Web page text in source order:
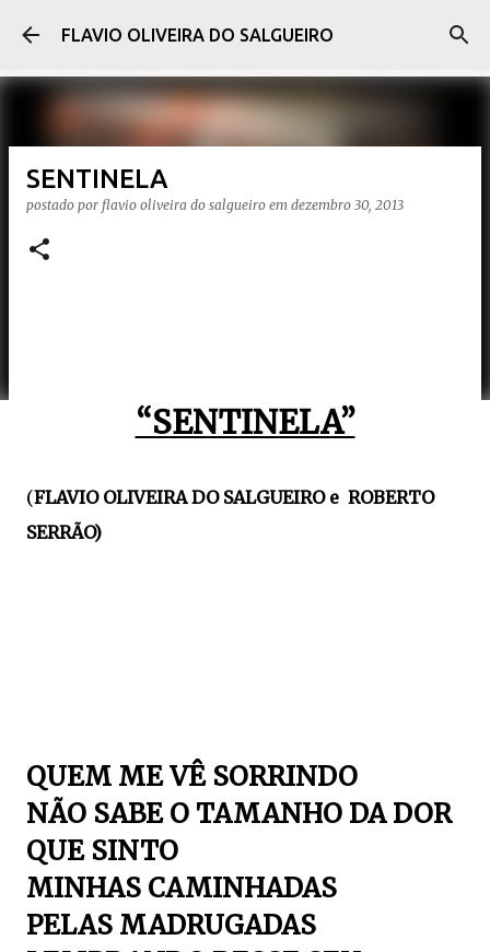
Pular para o conteúdo principal
FLAVIO OLIVEIRA DO SALGUEIRO
SENTINELA
postado por flavio oliveira do salgueiro em dezembro 30, 2013
“SENTINELA”
(FLAVIO OLIVEIRA DO SALGUEIRO e ROBERTO
SERRÃO)
QUEM ME VÊ SORRINDO
NÃO SABE O TAMANHO DA DOR
QUE SINTO
MINHAS CAMINHADAS
PELAS MADRUGADAS